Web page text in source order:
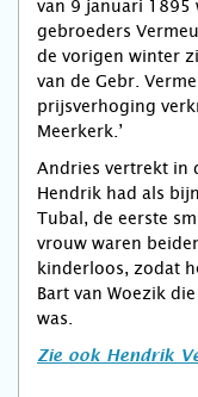
van 9 januari 1895
gebroeders
de vorigen winter
van de Gebr.
prijsverhoging
Meerkerk.’
Andries vertrekt in
Hendrik had als
Tubal, de eerste
vrouw waren
kinderloos, zodat
Bart van Woezik
was.
Zie ook Hendrik